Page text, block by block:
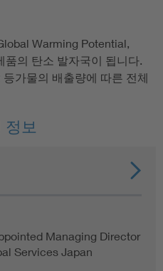
Warming Potential,
품의 탄소 발자국이 됩니다.
가물의 배출량에 따른 전체
정보
Managing Director
Services Japan